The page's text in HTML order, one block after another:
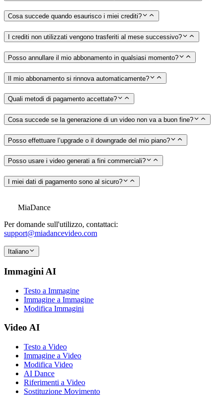
Cosa succede quando esaurisco i miei crediti?
I crediti non utilizzati vengono trasferiti al mese successivo?
Posso annullare il mio abbonamento in qualsiasi momento?
Il mio abbonamento si rinnova automaticamente?
Quali metodi di pagamento accettate?
Cosa succede se la generazione di un video non va a buon fine?
Posso effettuare l’upgrade o il downgrade del mio piano?
Posso usare i video generati a fini commerciali?
I miei dati di pagamento sono al sicuro?
MiaDance
Per domande sull'utilizzo, contattaci:
support@miadancevideo.com
Italiano
Immagini AI
Testo a Immagine
Immagine a Immagine
Modifica Immagini
Video AI
Testo a Video
Immagine a Video
Modifica Video
AI Dance
Riferimenti a Video
Sostituzione Movimento